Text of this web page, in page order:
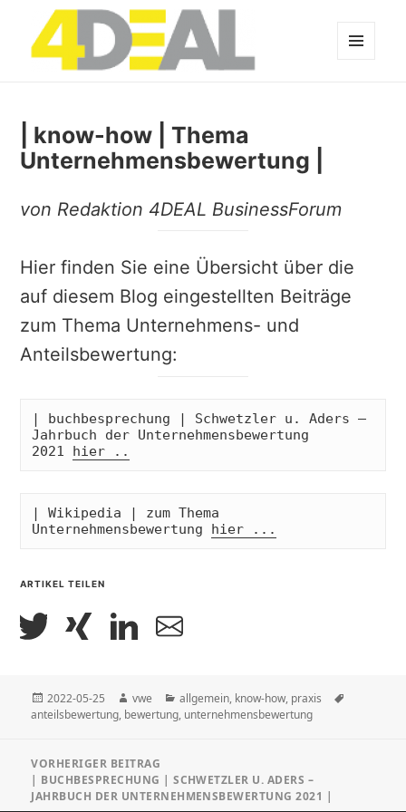
| know-how | Thema
Unternehmensbewertung |
von Redaktion 4DEAL BusinessForum
Hier finden Sie eine Übersicht über die
auf diesem Blog eingestellten Beiträge
zum Thema Unternehmens- und
Anteilsbewertung:
| buchbesprechung | Schwetzler u. Aders –
Jahrbuch der Unternehmensbewertung
2021 hier ..
| Wikipedia | zum Thema
Unternehmensbewertung hier ...
ARTIKEL TEILEN
Veröffentlicht
am
2022-05-25 Autor
vwe Kategorien
allgemein, know-how, praxis
anteilsbewertung, bewertung, unternehmensbewertung
VORHERIGER BEITRAG
Vorheriger
Beitrag:
| BUCHBESPRECHUNG | SCHWETZLER U. ADERS –
JAHRBUCH DER UNTERNEHMENSBEWERTUNG 2021 |